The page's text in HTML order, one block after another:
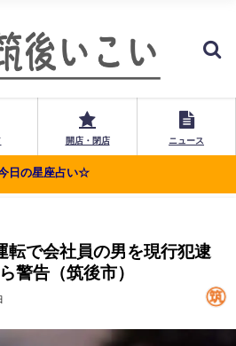
開店・閉店 ニュース
日の星座占い☆
転で会社員の男を現行犯逮
警告（筑後市）